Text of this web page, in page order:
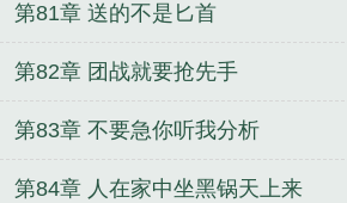
第81章 送的不是匕首
第82章 团战就要抢先手
第83章 不要急你听我分析
第84章 人在家中坐黑锅天上来